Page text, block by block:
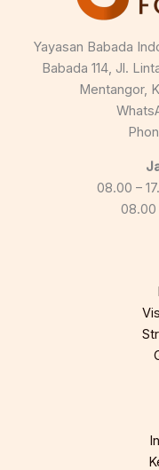
Yayasan Babada
Babada 114, Jl.
Mentangor,
08.00 –
08.00